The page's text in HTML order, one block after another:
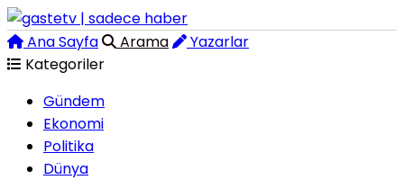
Ana Sayfa Arama
Yazarlar
Kategoriler
Gündem
Ekonomi
Politika
Dünya